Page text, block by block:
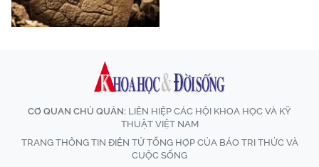
CƠ QUAN CHỦ QUẢN: LIÊN HIỆP CÁC HỘI KHOA HỌC VÀ KỸ
THUẬT VIỆT NAM
TRANG THÔNG TIN ĐIỆN TỬ TỔNG HỢP CỦA BÁO TRI THỨC VÀ
CUỘC SỐNG